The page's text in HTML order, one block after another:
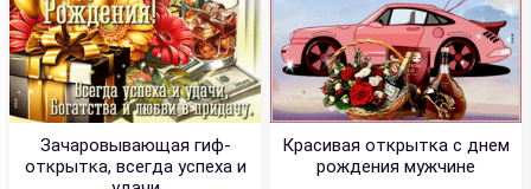
Зачаровывающая гиф-
открытка, всегда успеха и
Красивая открытка с днем
рождения мужчине